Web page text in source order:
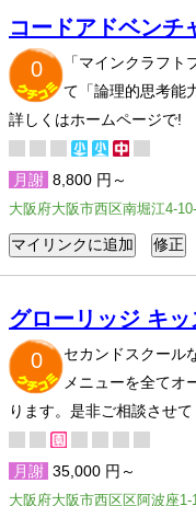
コードアドベンチ
0
「マインクラフト
て「論理的思考能
詳しくはホームページで!
月謝 8,800 円～
大阪府大阪市西区南堀江4-
グローリッジ キ
0
セカンドスクール
メニューを全てオ
ります。是非ご相談させて
月謝 35,000 円～
大阪府大阪市西区区阿波座1-